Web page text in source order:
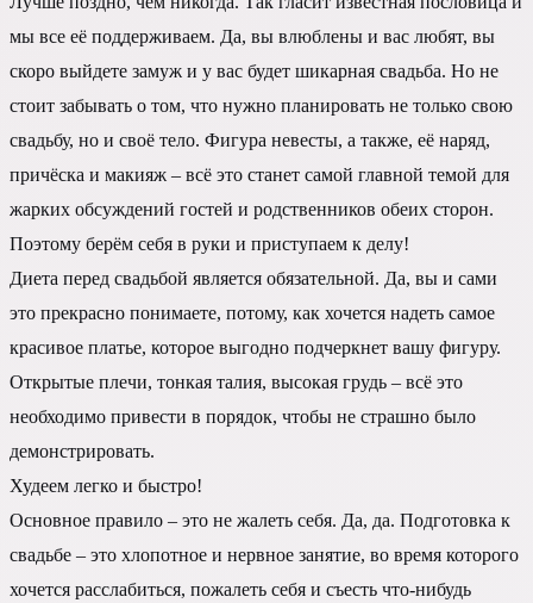
мы все её поддерживаем. Да, вы влюблены и вас любят, вы
скоро выйдете замуж и у вас будет шикарная свадьба. Но не
стоит забывать о том, что нужно планировать не только свою
свадьбу, но и своё тело. Фигура невесты, а также, её наряд,
причёска и макияж – всё это станет самой главной темой для
жарких обсуждений гостей и родственников обеих сторон.
Поэтому берём себя в руки и приступаем к делу!
Диета перед свадьбой является обязательной. Да, вы и сами
это прекрасно понимаете, потому, как хочется надеть самое
красивое платье, которое выгодно подчеркнет вашу фигуру.
Открытые плечи, тонкая талия, высокая грудь – всё это
необходимо привести в порядок, чтобы не страшно было
демонстрировать.
Худеем легко и быстро!
Основное правило – это не жалеть себя. Да, да. Подготовка к
свадьбе – это хлопотное и нервное занятие, во время которого
хочется расслабиться, пожалеть себя и съесть что-нибудь